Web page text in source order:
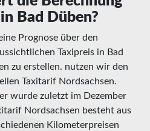
Bad Düben?
Prognose über den
Taxipreis in Bad
zu erstellen. nutzen wir den
Taxitarif Nordsachsen.
wurde zuletzt im Dezember
Nordsachsen besteht aus
Kilometerpreisen